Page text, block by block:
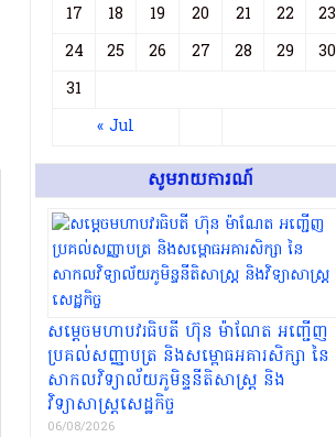
« Jul
17
18 19 20 21 22
23
24
25 26 27 28 29
30
31
សូមរាយការណ៍
សម្តេចមហាបវរធិបតី ហ៊ុន ម៉ាណែត អញ្ជើញ
ប្រគល់សញ្ញាបត្រ និងសម្ពោធអគារសិក្សា នៃ
សាកលវិទ្យាល័យភូមិន្ទនីតិសាស្ត្រ និង
វិទ្យាសាស្ត្រសេដ្ឋកិច្ច
06/08/2026